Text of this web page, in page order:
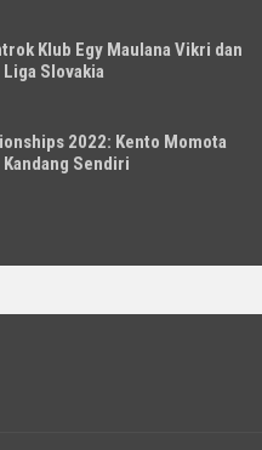
Klub Egy Maulana Vikri dan
Slovakia
2022: Kento Momota
Sendiri